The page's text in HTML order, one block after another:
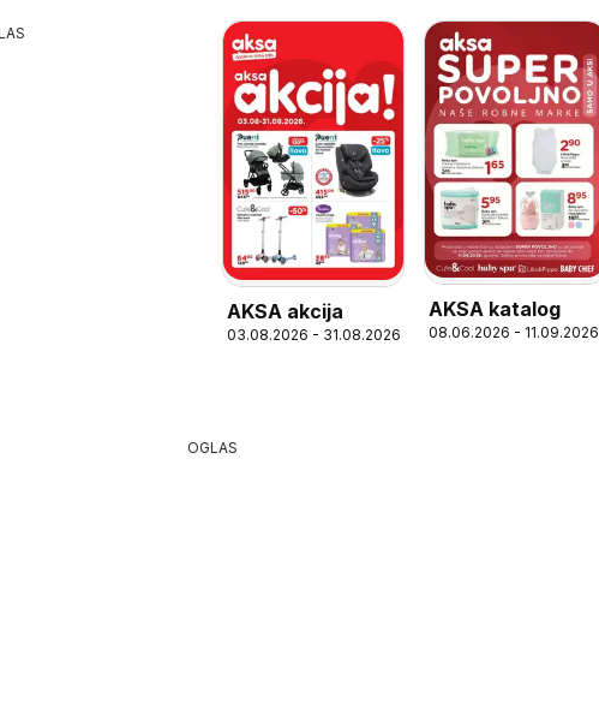
AKSA akcija
03.08.2026 - 31.08.2026
AKSA katalog
08.06.2026 - 11.09.2026
OGLAS